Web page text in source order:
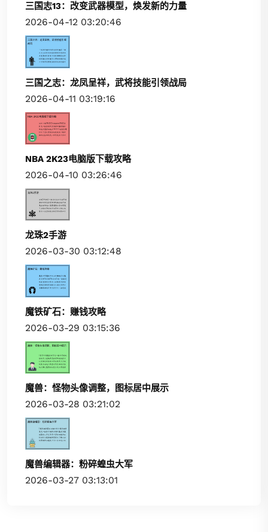
三国志13：改变武器模型，焕发新的力量
2026-04-12 03:20:46
三国之志：龙凤呈祥，武将技能引领战局
2026-04-11 03:19:16
NBA 2K23电脑版下载攻略
2026-04-10 03:26:46
龙珠2手游
2026-03-30 03:12:48
魔铁矿石：赚钱攻略
2026-03-29 03:15:36
魔兽：怪物头像调整，图标居中展示
2026-03-28 03:21:02
魔兽编辑器：粉碎蝗虫大军
2026-03-27 03:13:01